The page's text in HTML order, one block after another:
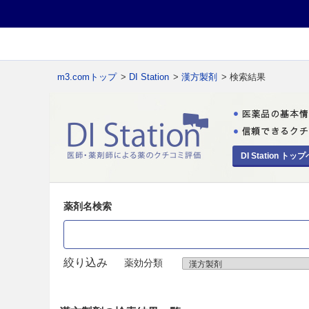
m3.comトップ > DI Station > 漢方製剤 > 検索結果
DI Station トップ
薬剤名検索
絞り込み 薬効分類